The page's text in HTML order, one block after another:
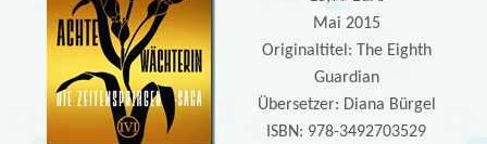
Mai 2015
Originaltitel: The Eighth
Guardian
Übersetzer: Diana Bürgel
ISBN: 978-3492703529